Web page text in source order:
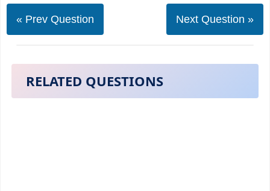
« Prev Question Next Question »
RELATED QUESTIONS